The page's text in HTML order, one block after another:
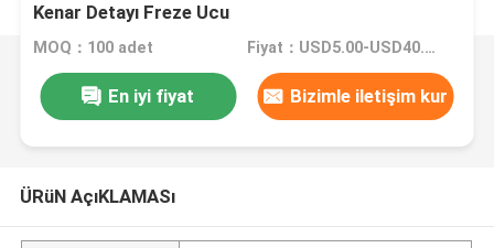
Kenar Detayı Freze Ucu
MOQ：100 adet Fiyat：USD5.00-USD40.00
En iyi fiyat Bizimle iletişim kur
ÜRüN AçıKLAMASı